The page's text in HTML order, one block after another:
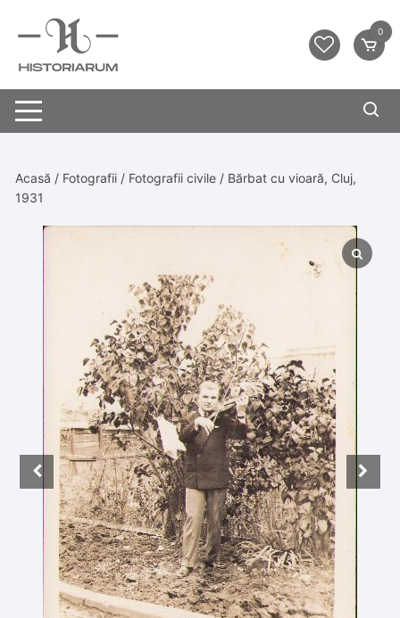
0
Acasă / Fotografii / Fotografii civile / Bărbat cu vioară, Cluj,
1931